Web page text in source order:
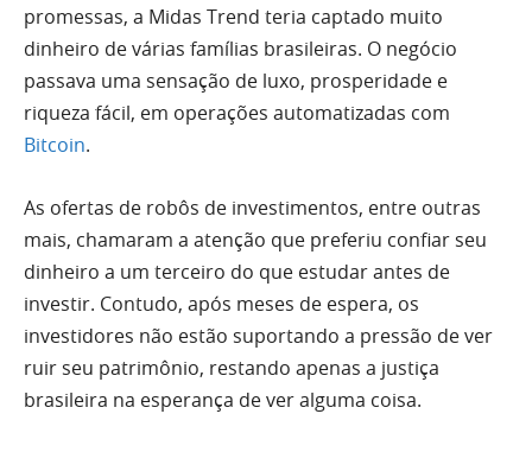
promessas, a Midas Trend teria captado muito
dinheiro de várias famílias brasileiras. O negócio
passava uma sensação de luxo, prosperidade e
riqueza fácil, em operações automatizadas com
Bitcoin.
As ofertas de robôs de investimentos, entre outras
mais, chamaram a atenção que preferiu confiar seu
dinheiro a um terceiro do que estudar antes de
investir. Contudo, após meses de espera, os
investidores não estão suportando a pressão de ver
ruir seu patrimônio, restando apenas a justiça
brasileira na esperança de ver alguma coisa.